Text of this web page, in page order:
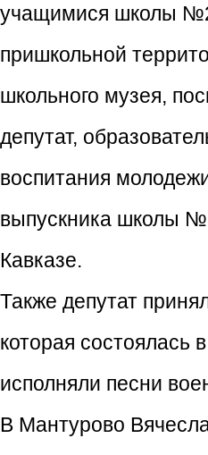
учащимися школы
пришкольной
школьного музея,
депутат,
воспитания
выпускника школы
Кавказе.
Также депутат
которая
исполняли песни
В Мантурово